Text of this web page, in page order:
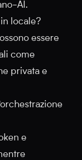
AI.
locale?
essere
come
privata e
e